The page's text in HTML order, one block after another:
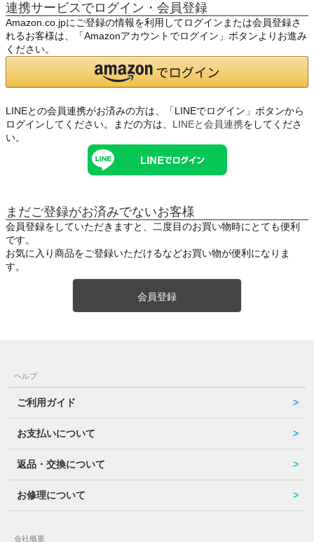
連携サービスでログイン・会員登録
Amazon.co.jpにご登録の情報を利用してログインまたは会員登録さ
れるお客様は、「Amazonアカウントでログイン」ボタンよりお進み
ください。
LINEとの会員連携がお済みの方は、「LINEでログイン」ボタンから
ログインしてください。まだの方は、 LINEと会員連携をしてくださ
い。
まだご登録がお済みでないお客様
会員登録をしていただきますと、二度目のお買い物時にとても便利
です。
お気に入り商品をご登録いただけるなどお買い物が便利になりま
す。
会員登録
ヘルプ
ご利用ガイド
お支払いについて
返品・交換について
お修理について
会社概要